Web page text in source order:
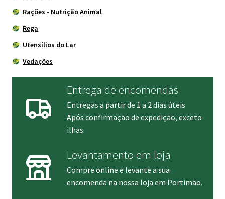
Rações - Nutrição Animal
Rega
Utensílios do Lar
Vedações
Entrega de encomendas
Entregas a partir de 1 a 2 dias úteis
Após confirmação de expedição, exceto
ilhas.
Levantamento em loja
Compre online e levante a sua
encomenda na nossa loja em Portimão.